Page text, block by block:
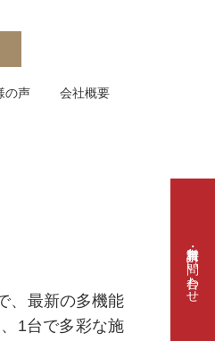
の声 会社概要
、最新の多機能
1台で多彩な施
資料請求・お問い合わせ